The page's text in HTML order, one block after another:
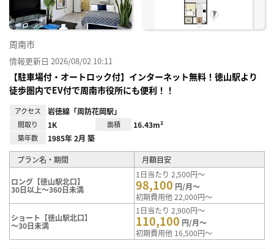
周南市
情報更新日 2026/08/02 10:11
【駐車場付・オートロック付】インターネット無料！徳山駅より
徒歩圏内でEV付で周南市役所にも便利！！
アクセス 岩徳線「周防花岡駅」
間取り 1K 面積 16.43m²
築年数 1985年 2月 築
プラン名・期間 月額目安
ロング【徳山駅北口】
30日以上～360日未満
1日当たり 2,500円～
98,100 円/月～
初期費用他 22,000円～
ショート【徳山駅北口】
～30日未満
1日当たり 2,900円～
110,100 円/月～
初期費用他 16,500円～